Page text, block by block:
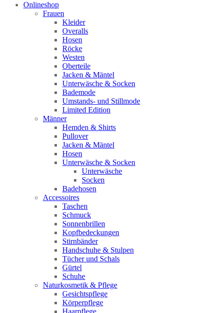
Onlineshop
Frauen
Kleider
Overalls
Hosen
Röcke
Westen
Oberteile
Jacken & Mäntel
Unterwäsche & Socken
Bademode
Umstands- und Stillmode
Limited Edition
Männer
Hemden & Shirts
Pullover
Jacken & Mäntel
Hosen
Unterwäsche & Socken
Unterwäsche
Socken
Badehosen
Accessoires
Taschen
Schmuck
Sonnenbrillen
Kopfbedeckungen
Stirnbänder
Handschuhe & Stulpen
Tücher und Schals
Gürtel
Schuhe
Naturkosmetik & Pflege
Gesichtspflege
Körperpflege
Haarpflege